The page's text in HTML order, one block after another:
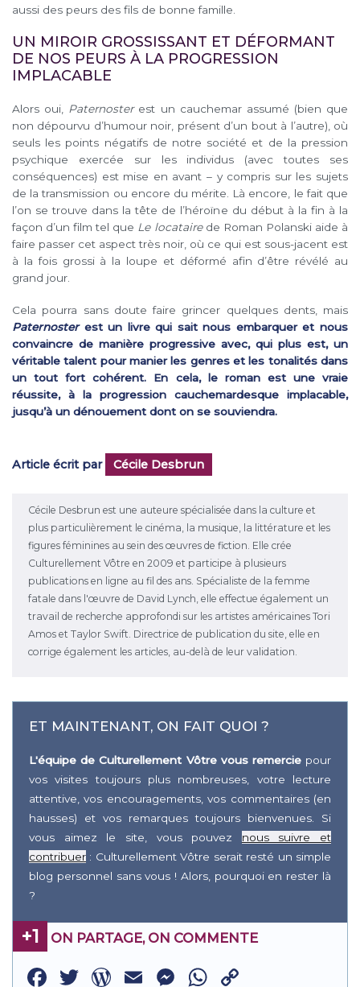
aussi des peurs des fils de bonne famille.
UN MIROIR GROSSISSANT ET DÉFORMANT
DE NOS PEURS À LA PROGRESSION
IMPLACABLE
Alors oui, Paternosterest un cauchemar assumé (bien que
non dépourvu d’humour noir, présent d’un bout à l’autre), où
seuls les points négatifs de notre société et de la pression
psychique exercée sur les individus (avec toutes ses
conséquences) est mise en avant – y compris sur les sujets
de la transmission ou encore du mérite. Là encore, le fait que
l’on se trouve dans la tête de l’héroïne du début à la fin à la
façon d’un film tel que Le locatairede Roman Polanski aide à
faire passer cet aspect très noir, où ce qui est sous-jacent est
à la fois grossi à la loupe et déformé afin d’être révélé au
grand jour.
Cela pourra sans doute faire grincer quelques dents, mais
Paternosterest un livre qui sait nous embarquer et nous
convaincre de manière progressive avec, qui plus est, un
véritable talent pour manier les genres et les tonalités dans
un tout fort cohérent. En cela, le roman est une vraie
réussite, à la progression cauchemardesque implacable,
jusqu’à un dénouement dont on se souviendra.
Article écrit par Cécile Desbrun
Cécile Desbrun est une auteure spécialisée dans la culture et
plus particulièrement le cinéma, la musique, la littérature et les
figures féminines au sein des œuvres de fiction. Elle crée
Culturellement Vôtre en 2009 et participe à plusieurs
publications en ligne au fil des ans. Spécialiste de la femme
fatale dans l'œuvre de David Lynch, elle effectue également un
travail de recherche approfondi sur les artistes américaines Tori
Amos et Taylor Swift. Directrice de publication du site, elle en
corrige également les articles, au-delà de leur validation.
ET MAINTENANT, ON FAIT QUOI ?
L'équipe de Culturellement Vôtre vous remerciepour
vos visites toujours plus nombreuses, votre lecture
attentive, vos encouragements, vos commentaires (en
hausses) et vos remarques toujours bienvenues. Si
vous aimez le site, vous pouvez nous suivre et
contribuer : Culturellement Vôtre serait resté un simple
blog personnel sans vous ! Alors, pourquoi en rester là
?
+1 ON PARTAGE, ON COMMENTE
Facebook
Twitter
WordPress
EmailMessenger
WhatsApp